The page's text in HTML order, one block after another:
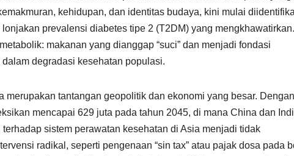
kehidupan, dan identitas budaya, kini mulai
prevalensi diabetes tipe 2 (T2DM) yang mengkhawatirkan.
makanan yang dianggap “suci” dan menjadi fondasi
degradasi kesehatan populasi.
merupakan tantangan geopolitik dan ekonomi yang besar. Dengan
mencapai 629 juta pada tahun 2045, di mana China dan
sistem perawatan kesehatan di Asia menjadi tidak
radikal, seperti pengenaan “sin tax” atau pajak dosa pada